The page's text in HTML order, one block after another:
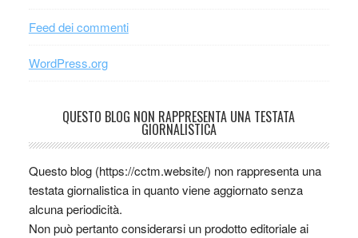
Feed dei commenti
WordPress.org
QUESTO BLOG NON RAPPRESENTA UNA TESTATA
GIORNALISTICA
Questo blog (https://cctm.website/) non rappresenta una
testata giornalistica in quanto viene aggiornato senza
alcuna periodicità.
Non può pertanto considerarsi un prodotto editoriale ai